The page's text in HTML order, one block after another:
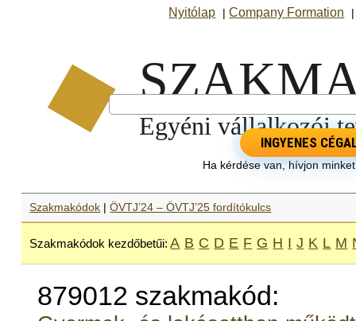
Nyitólap |Company Formation
INGYENES
Ha kérdése van, hívjon
Szakmakódok |ÖVTJ’24 – ÖVTJ’25 fordítókulcs
Szakmakódok kezdőbetűi: A B C D E F G H I J K L M
879012 szakmakód: